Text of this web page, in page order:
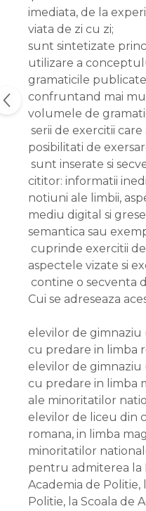
imediata, de la
viata de zi cu zi;
sunt sintetizate
utilizare a
gramaticile
confruntand mai
volumele de
serii de exercitii
posibilitati de
sunt inserate si
cititor: informatii
notiuni ale limbii,
mediu digital si
semantica sau
cuprinde exercitii
aspectele vizate si
contine o secventa
Cui se adreseaza
elevilor de gimnaziu
cu predare in limba
elevilor de gimnaziu
cu predare in limba
ale minoritatilor
elevilor de liceu din
romana, in limba
minoritatilor
pentru admiterea la
Academia de Politie,
Politie, la Scoala de